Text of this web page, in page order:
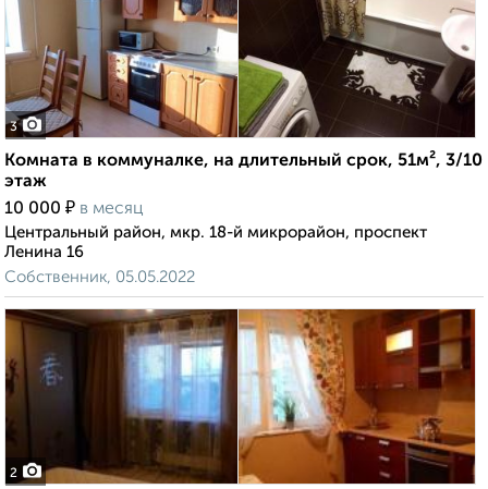
3
Комната в коммуналке, на длительный срок, 51м², 3/10
этаж
10 000 ₽ в месяц
Центральный район, мкр. 18-й микрорайон, проспект
Ленина 16
Собственник, 05.05.2022
2